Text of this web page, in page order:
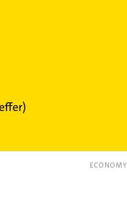
ECONOMY